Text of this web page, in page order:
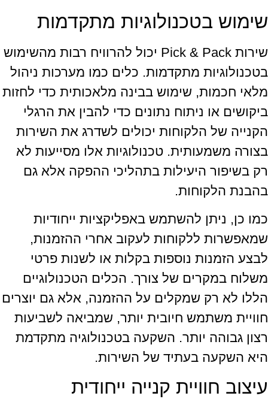
שימוש בטכנולוגיות מתקדמות
שירות Pick & Pack יכול להרוויח רבות מהשימוש
בטכנולוגיות מתקדמות. כלים כמו מערכות ניהול
מלאי חכמות, שימוש בבינה מלאכותית כדי לחזות
ביקושים או ניתוח נתונים כדי להבין את הרגלי
הקנייה של הלקוחות יכולים לשדרג את השירות
בצורה משמעותית. טכנולוגיות אלו מסייעות לא
רק בשיפור היעילות בתהליכי ההפקה אלא גם
בהבנת הלקוחות.
כמו כן, ניתן להשתמש באפליקציות ייחודיות
שמאפשרות ללקוחות לעקוב אחרי ההזמנות,
לבצע הזמנות נוספות בקלות או לשנות פרטי
משלוח במקרים של צורך. הכלים הטכנולוגיים
הללו לא רק שמקלים על ההזמנה, אלא גם יוצרים
חוויית משתמש חיובית יותר, שמביאה לשביעות
רצון גבוהה יותר. השקעה בטכנולוגיה מתקדמת
היא השקעה בעתיד של השירות.
עיצוב חוויית קנייה ייחודית